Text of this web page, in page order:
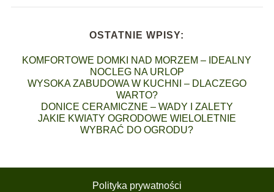
OSTATNIE WPISY:
KOMFORTOWE DOMKI NAD MORZEM – IDEALNY
NOCLEG NA URLOP
WYSOKA ZABUDOWA W KUCHNI – DLACZEGO
WARTO?
DONICE CERAMICZNE – WADY I ZALETY
JAKIE KWIATY OGRODOWE WIELOLETNIE
WYBRAĆ DO OGRODU?
Polityka prywatności